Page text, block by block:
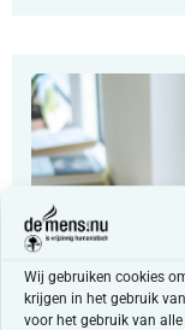
Wij gebruiken cookies
krijgen in het gebruik
voor het gebruik van